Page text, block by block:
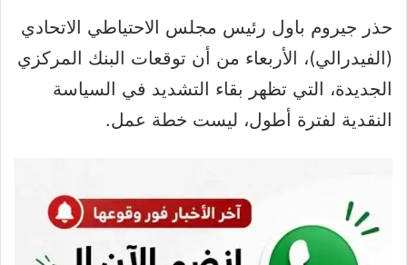
حذر جيروم باول رئيس مجلس الاحتياطي الاتحادي
(الفيدرالي)، الأربعاء من أن توقعات البنك المركزي
الجديدة، التي تظهر بقاء التشديد في السياسة
النقدية لفترة أطول، ليست خطة عمل.